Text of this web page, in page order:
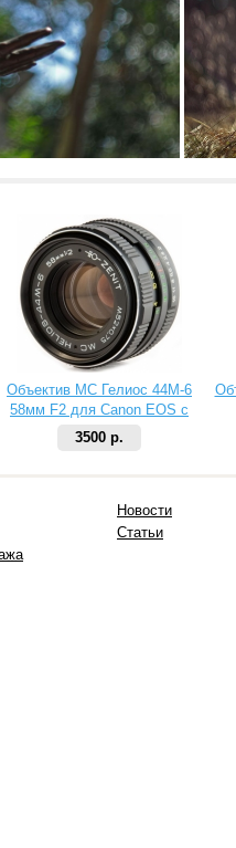
Объектив МС Гелиос 44М-6
58мм F2 для Canon EOS с
чипом
3500 р.
Новости
Статьи